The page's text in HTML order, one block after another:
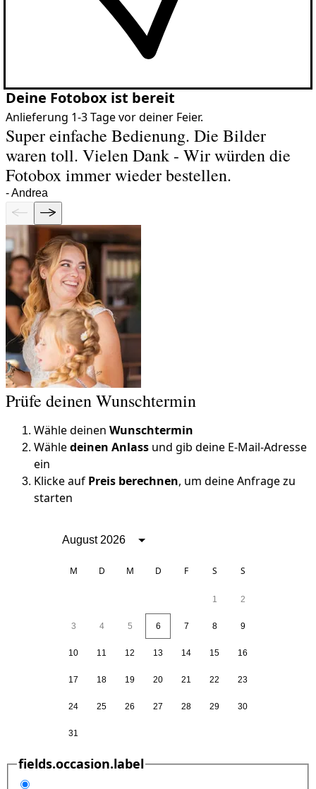
Deine Fotobox ist bereit
Anlieferung 1-3 Tage vor deiner Feier.
Super einfache Bedienung. Die Bilder
waren toll. Vielen Dank - Wir würden die
Fotobox immer wieder bestellen.
-Andrea
Prüfe deinen Wunschtermin
Wähle deinen Wunschtermin
Wähledeinen Anlass und gib deine E-Mail-Adresse
ein
Klicke auf Preis berechnen, um deine Anfrage zu
starten
August 2026
M D M D F S S
1 2
3 4 5 6 7 8 9
10 11 12 13 14 15 16
17 18 19 20 21 22 23
24 25 26 27 28 29 30
31
fields.occasion.label